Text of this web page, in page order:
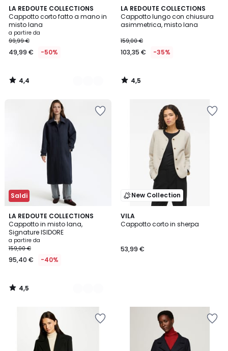
LA REDOUTE COLLECTIONS
Cappotto corto fatto a mano in
misto lana
a partire da
99,99 €
49,99 € -50%
4,4
/ 5
2
Colori
4,4
/
LA REDOUTE COLLECTIONS
Cappotto lungo con chiusura
asimmetrica, misto lana
159,00 €
103,35 € -35%
4,5
/ 5
4,5
/
Saldi
LA REDOUTE COLLECTIONS
Cappotto in misto lana,
Signature ISIDORE
a partire da
159,00 €
95,40 € -40%
4,5
/ 5
2
Colori
4,5
/
New Collection
VILA
Cappotto corto in sherpa
53,99 €